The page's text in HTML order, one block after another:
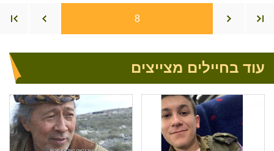
8
עוד בחיילים מצייצים